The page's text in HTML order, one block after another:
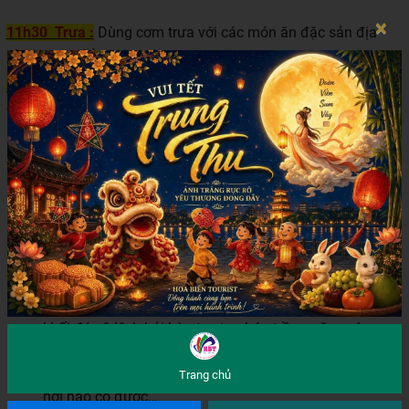
11h30 Trưa : Dùng cơm trưa với các món ăn đặc sản địa
phương , nghỉ ngơi tự do.
14h00 : đoàn khởi hành về lại thành phố Tuy Hoà. Trên
đường về đoàn :
ViếngThiền Viện Trúc Lâm – Phú Yên– một trong những
điểm đến tâm linh gây nhiều ấn tượng với đông đảo du
khách là một trong các ngôi chùa đẹp và hiện đại bậc nhất ở
khu vực Miền Trung.
Tham quan Nhà Thờ Mằng Lăng – nơi lưu giữ cuốn
kinh thánh bằng chữ Quốc Ngữ cổ nhất Việt Nam.
Tham quan, chụp hình lưu niệm tại Gành Đá Dĩa –
thắng cảnh độc nhất vô nhị tại Việt Nam - ngắm những
khối đá xô lệch bởi bàn tay tạo hóa trầm mặc ngàn
năm nghe sóng vỗ, du khách sẽ hiểu tại sao người ta
nói Phú Yên sở hữu những báu vật thiên nhiên không
nơi nào có được…
×
Trang chủ